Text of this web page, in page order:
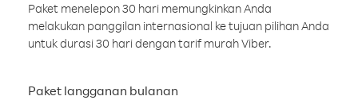
Paket menelepon 30 hari memungkinkan Anda
melakukan panggilan internasional ke tujuan pilihan Anda
untuk durasi 30 hari dengan tarif murah Viber.
Paket langganan bulanan